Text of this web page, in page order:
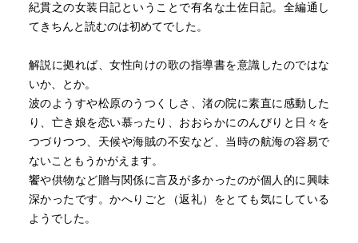
紀貫之の女装日記ということで有名な土佐日記。全編通し
てきちんと読むのは初めてでした。
解説に拠れば、女性向けの歌の指導書を意識したのではな
いか、とか。
波のようすや松原のうつくしさ、渚の院に素直に感動した
り、亡き娘を恋い慕ったり、おおらかにのんびりと日々を
つづりつつ、天候や海賊の不安など、当時の航海の容易で
ないこともうかがえます。
饗や供物など贈与関係に言及が多かったのが個人的に興味
深かったです。かへりごと（返礼）をとても気にしている
ようでした。